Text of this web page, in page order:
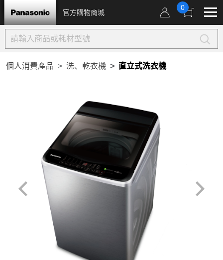
官方購物商城
0
個人消費產品 洗、乾衣機 直立式洗衣機